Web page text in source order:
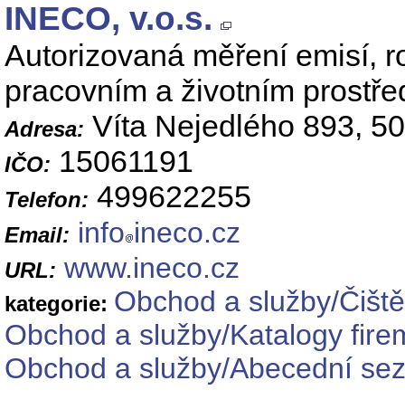
INECO, v.o.s.
Autorizovaná měření emisí,
pracovním a životním
Adresa: Víta Nejedlého 893,
IČO: 15061191
Telefon: 499622255
Email: info ineco.cz
URL: www.ineco.cz
kategorie: Obchod a služby/
Obchod a služby/Katalogy
Obchod a služby/Abecední